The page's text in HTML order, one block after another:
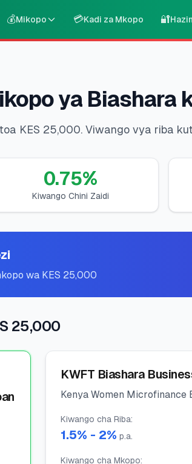
💰Mikopo 💳Kadi za Mkopo 🔐
ya Biashara
KES 25,000. Viwango vya riba
0.75%
Kiwango Chini Zaidi
wa KES 25,000
25,000
KWFT Biashara
Kenya Women Microfinance
Kiwango cha Riba:
1.5% - 2% p.a.
Kiwango cha Mkopo: